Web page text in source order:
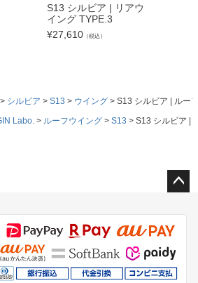
S13 シルビア | リアウ
イング TYPE.3
¥27,610 （税込）
シルビア S13 ウイング
S13 シルビア | ルー
Labo. ルーフウイング S13 S13 シルビア |
ジト
ップ
へ